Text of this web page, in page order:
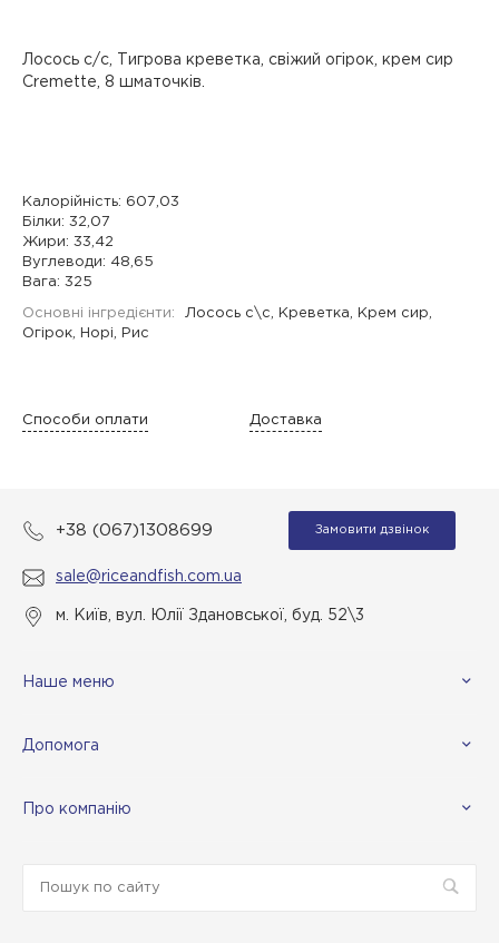
Лосось с/с, Тигрова креветка, свіжий огірок, крем сир
Cremette, 8 шматочків.
Калорійність: 607,03
Білки: 32,07
Жири: 33,42
Вуглеводи: 48,65
Вага: 325
Основні інгредієнти:
Лосось с\с, Креветка, Крем сир,
Огірок, Норі, Рис
Способи оплати Доставка
+38 (067)1308699 Замовити дзвінок
sale@riceandfish.com.ua
м. Київ, вул. Юлії Здановської, буд. 52\3
Наше меню
Допомога
Про компанію